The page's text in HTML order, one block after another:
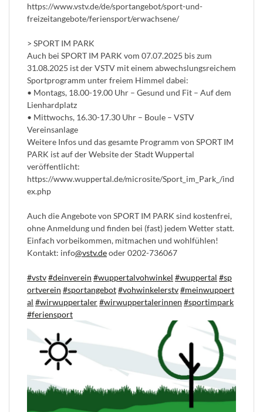
https://www.vstv.de/de/sportangebot/sport-und-
freizeitangebote/feriensport/erwachsene/
> SPORT IM PARK
Auch bei SPORT IM PARK vom 07.07.2025 bis zum
31.08.2025 ist der VSTV mit einem abwechslungsreichem
Sportprogramm unter freiem Himmel dabei:
• Montags, 18.00-19.00 Uhr – Gesund und Fit – Auf dem
Lienhardplatz
• Mittwochs, 16.30-17.30 Uhr – Boule – VSTV
Vereinsanlage
Weitere Infos und das gesamte Programm von SPORT IM
PARK ist auf der Website der Stadt Wuppertal
veröffentlicht:
https://www.wuppertal.de/microsite/Sport_im_Park_/ind
ex.php
Auch die Angebote von SPORT IM PARK sind kostenfrei,
ohne Anmeldung und finden bei (fast) jedem Wetter statt.
Einfach vorbeikommen, mitmachen und wohlfühlen!
Kontakt: info@vstv.deoder 0202-736067
#vstv#deinverein #wuppertalvohwinkel #wuppertal #sp
ortverein #sportangebot#vohwinkelerstv#meinwuppert
al #wirwuppertaler#wirwuppertalerinnen #sportimpark
#feriensport